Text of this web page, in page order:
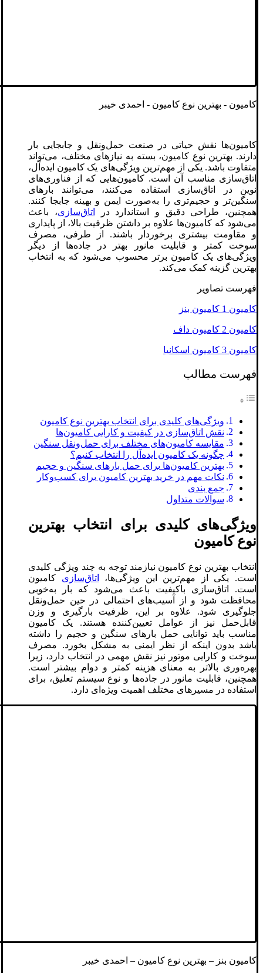
کامیون - بهترین نوع کامیون - احمدی خیبر
کامیون‌ها نقش حیاتی در صنعت حمل‌ونقل و جابجایی بار
دارند. بهترین نوع کامیون، بسته به نیازهای مختلف، می‌تواند
متفاوت باشد. یکی از مهم‌ترین ویژگی‌های یک کامیون ایده‌آل،
اتاق‌سازی مناسب آن است. کامیون‌هایی که از فناوری‌های
نوین در اتاق‌سازی استفاده می‌کنند، می‌توانند بارهای
سنگین‌تر و حجیم‌تری را به‌صورت ایمن و بهینه جابجا کنند.
همچنین، طراحی دقیق و استاندارد در
اتاق‌سازی، باعث
می‌شود که کامیون‌ها علاوه بر داشتن ظرفیت بالا، از پایداری
و مقاومت بیشتری برخوردار باشند. از طرفی، مصرف
سوخت کمتر و قابلیت مانور بهتر در جاده‌ها از دیگر
ویژگی‌های یک کامیون برتر محسوب می‌شود که به انتخاب
بهترین گزینه کمک می‌کند.
فهرست تصاویر
کامیون 1 کامیون بنز
کامیون 2 کامیون داف
کامیون 3 کامیون اسکانیا
فهرست مطالب
ویژگی‌های کلیدی برای انتخاب بهترین نوع کامیون
نقش اتاق‌سازی در کیفیت و کارایی کامیون‌ها
مقایسه کامیون‌های مختلف برای حمل‌ونقل سنگین
چگونه یک کامیون ایده‌آل را انتخاب کنیم؟
بهترین کامیون‌ها برای حمل بارهای سنگین و حجیم
نکات مهم در خرید بهترین کامیون برای کسب‌وکار
جمع بندی
سوالات متداول
ویژگی‌های کلیدی برای انتخاب بهترین
نوع کامیون
انتخاب بهترین نوع کامیون نیازمند توجه به چند ویژگی کلیدی
است. یکی از مهم‌ترین این ویژگی‌ها،
اتاق‌سازی کامیون
است. اتاق‌سازی باکیفیت باعث می‌شود که بار به‌خوبی
محافظت شود و از آسیب‌های احتمالی در حین حمل‌ونقل
جلوگیری شود. علاوه بر این، ظرفیت بارگیری و وزن
قابل‌حمل نیز از عوامل تعیین‌کننده هستند. یک کامیون
مناسب باید توانایی حمل بارهای سنگین و حجیم را داشته
باشد بدون اینکه از نظر ایمنی به مشکل بخورد. مصرف
سوخت و کارایی موتور نیز نقش مهمی در انتخاب دارد، زیرا
بهره‌وری بالاتر به معنای هزینه کمتر و دوام بیشتر است.
همچنین، قابلیت مانور در جاده‌ها و نوع سیستم تعلیق، برای
استفاده در مسیرهای مختلف اهمیت ویژه‌ای دارد.
کامیون بنز – بهترین نوع کامیون – احمدی خیبر